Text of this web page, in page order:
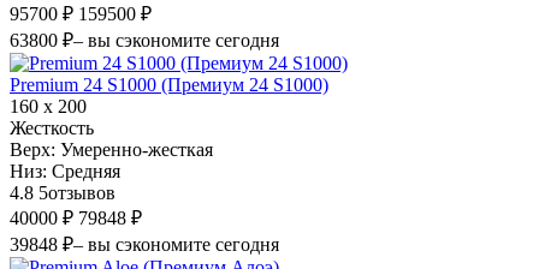
95700 ₽ 159500 ₽
63800 ₽– вы сэкономите сегодня
Premium 24 S1000 (Премиум 24 S1000)
160 х 200
Жесткость
Верх: Умеренно-жесткая
Низ: Средняя
4.8 5отзывов
40000 ₽ 79848 ₽
39848 ₽– вы сэкономите сегодня